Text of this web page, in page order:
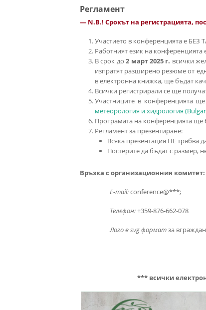
Регламент
— N.B.! Срокът на регистрацията,
Участието в конференцията е
Работният език на конференцията
В срок до2 март 2025 г. всички
изпратят разширено резюме от
в електронна книжка, ще бъдат
Всички регистрирали се ще
Участниците в конференцията
метеорология и хидрология
Програмата на конференцията ще
Регламент за презентиране:
Всяка презентация НЕ трябва
Постерите да бъдат с размер,
Връзка с организационния комитет:
E-mail:conference@***;
Телефон:+359-876-662-078
Лого в svg форматза
***всички